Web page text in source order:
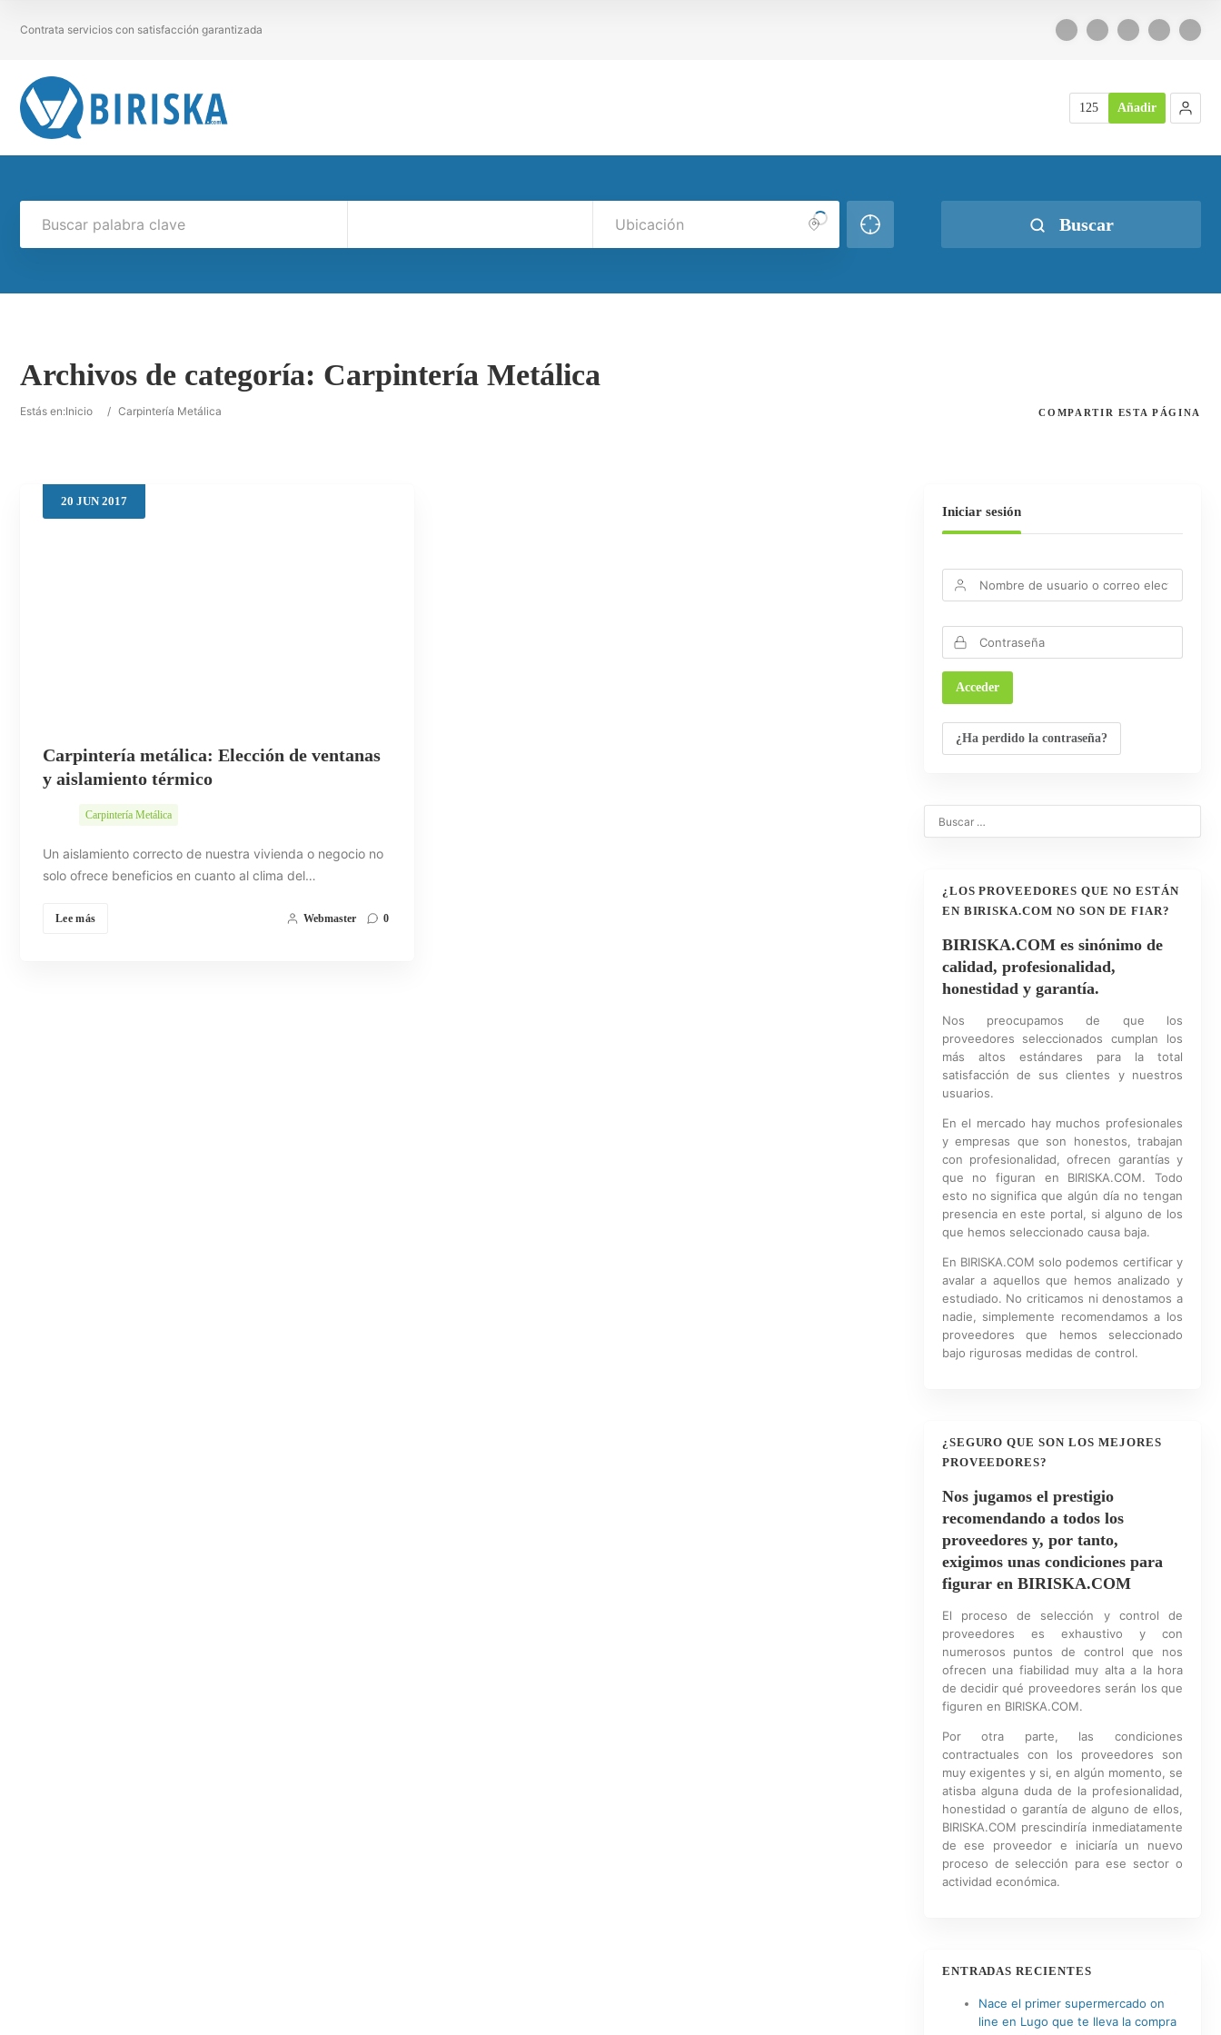
Contrata servicios con satisfacción garantizada
125 Añadir
Buscar
Archivos de categoría: Carpintería Metálica
Estás en:Inicio / Carpintería Metálica COMPARTIR ESTA PÁGINA
20 JUN 2017
Carpintería metálica: Elección de ventanas
y aislamiento térmico
Carpintería Metálica
Un aislamiento correcto de nuestra vivienda o negocio no
solo ofrece beneficios en cuanto al clima del…
Lee más Webmaster 0
Iniciar sesión
¿Ha perdido la contraseña?
¿LOS PROVEEDORES QUE NO ESTÁN
EN BIRISKA.COM NO SON DE FIAR?
BIRISKA.COM es sinónimo de
calidad, profesionalidad,
honestidad y garantía.
Nos preocupamos de que los
proveedores seleccionados cumplan los
más altos estándares para la total
satisfacción de sus clientes y nuestros
usuarios.
En el mercado hay muchos profesionales
y empresas que son honestos, trabajan
con profesionalidad, ofrecen garantías y
que no figuran en BIRISKA.COM. Todo
esto no significa que algún día no tengan
presencia en este portal, si alguno de los
que hemos seleccionado causa baja.
En BIRISKA.COM solo podemos certificar y
avalar a aquellos que hemos analizado y
estudiado. No criticamos ni denostamos a
nadie, simplemente recomendamos a los
proveedores que hemos seleccionado
bajo rigurosas medidas de control.
¿SEGURO QUE SON LOS MEJORES
PROVEEDORES?
Nos jugamos el prestigio
recomendando a todos los
proveedores y, por tanto,
exigimos unas condiciones para
figurar en BIRISKA.COM
El proceso de selección y control de
proveedores es exhaustivo y con
numerosos puntos de control que nos
ofrecen una fiabilidad muy alta a la hora
de decidir qué proveedores serán los que
figuren en BIRISKA.COM.
Por otra parte, las condiciones
contractuales con los proveedores son
muy exigentes y si, en algún momento, se
atisba alguna duda de la profesionalidad,
honestidad o garantía de alguno de ellos,
BIRISKA.COM prescindiría inmediatamente
de ese proveedor e iniciaría un nuevo
proceso de selección para ese sector o
actividad económica.
ENTRADAS RECIENTES
Nace el primer supermercado on
line en Lugo que te lleva la compra